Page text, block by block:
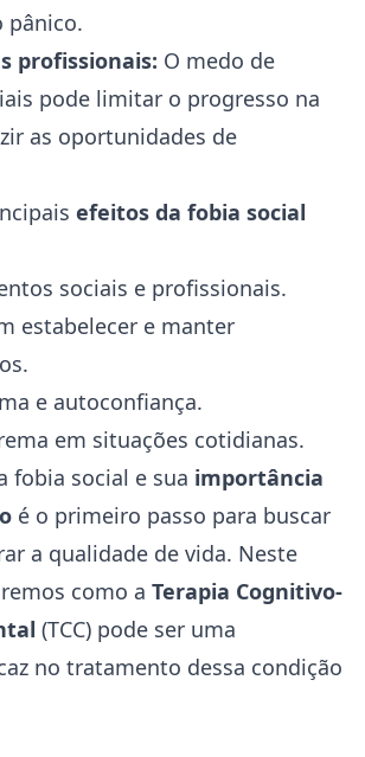
pânico.
profissionais: O medo de
pode limitar o progresso na
as oportunidades de
efeitos da fobia social
sociais e profissionais.
estabelecer e manter
e autoconfiança.
em situações cotidianas.
fobia social e sua importância
é o primeiro passo para buscar
a qualidade de vida. Neste
como a Terapia Cognitivo-
(TCC) pode ser uma
no tratamento dessa condição